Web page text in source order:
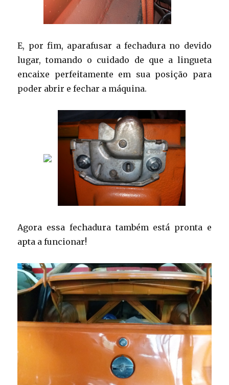
E, por fim, aparafusar a fechadura no devido
lugar, tomando o cuidado de que a lingueta
encaixe perfeitamente em sua posição para
poder abrir e fechar a máquina.
Agora essa fechadura também está pronta e
apta a funcionar!